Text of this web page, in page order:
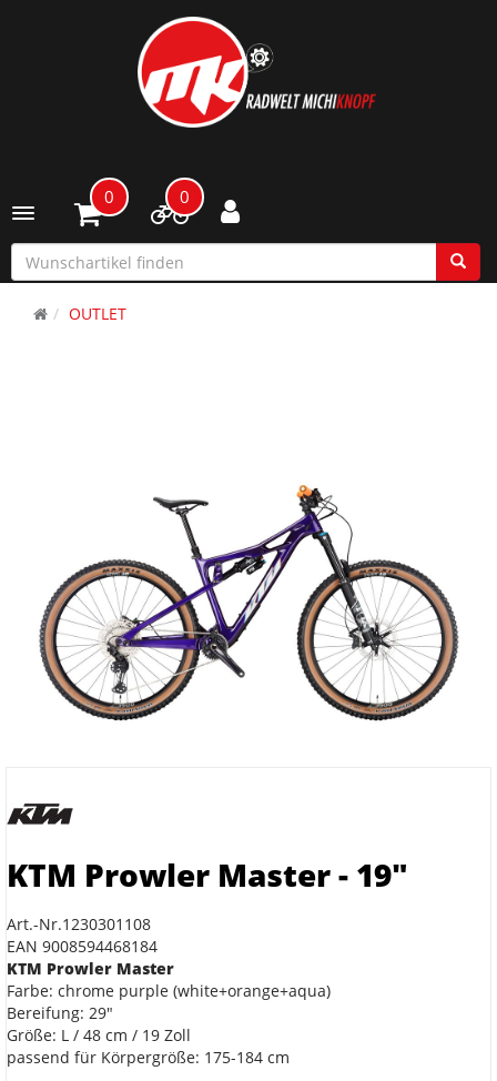
Toggle navigation
0 0
OUTLET
KTM Prowler Master - 19"
Art.-Nr.1230301108
EAN 9008594468184
KTM Prowler Master
Farbe: chrome purple (white+orange+aqua)
Bereifung: 29"
Größe: L / 48 cm / 19 Zoll
passend für Körpergröße: 175-184 cm